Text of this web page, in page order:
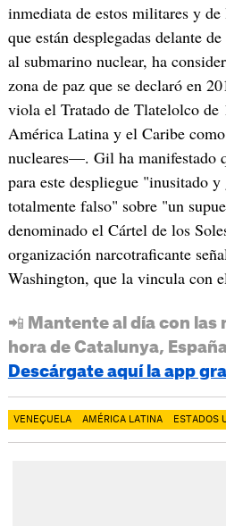
inmediata de estos militares y
que están desplegadas delante
al submarino nuclear, ha
zona de paz que se declaró en
viola el Tratado de Tlatelolco
América Latina y el Caribe
nucleares—. Gil ha manifestado
para este despliegue "inusitado
totalmente falso" sobre "un
denominado el Cártel de los
organización narcotraficante
Washington, que la vincula con
📲 Mantente al día con
hora de Catalunya,
Descárgate aquí la app
VENEÇUELA AMÉRICA LATINA ESTADOS